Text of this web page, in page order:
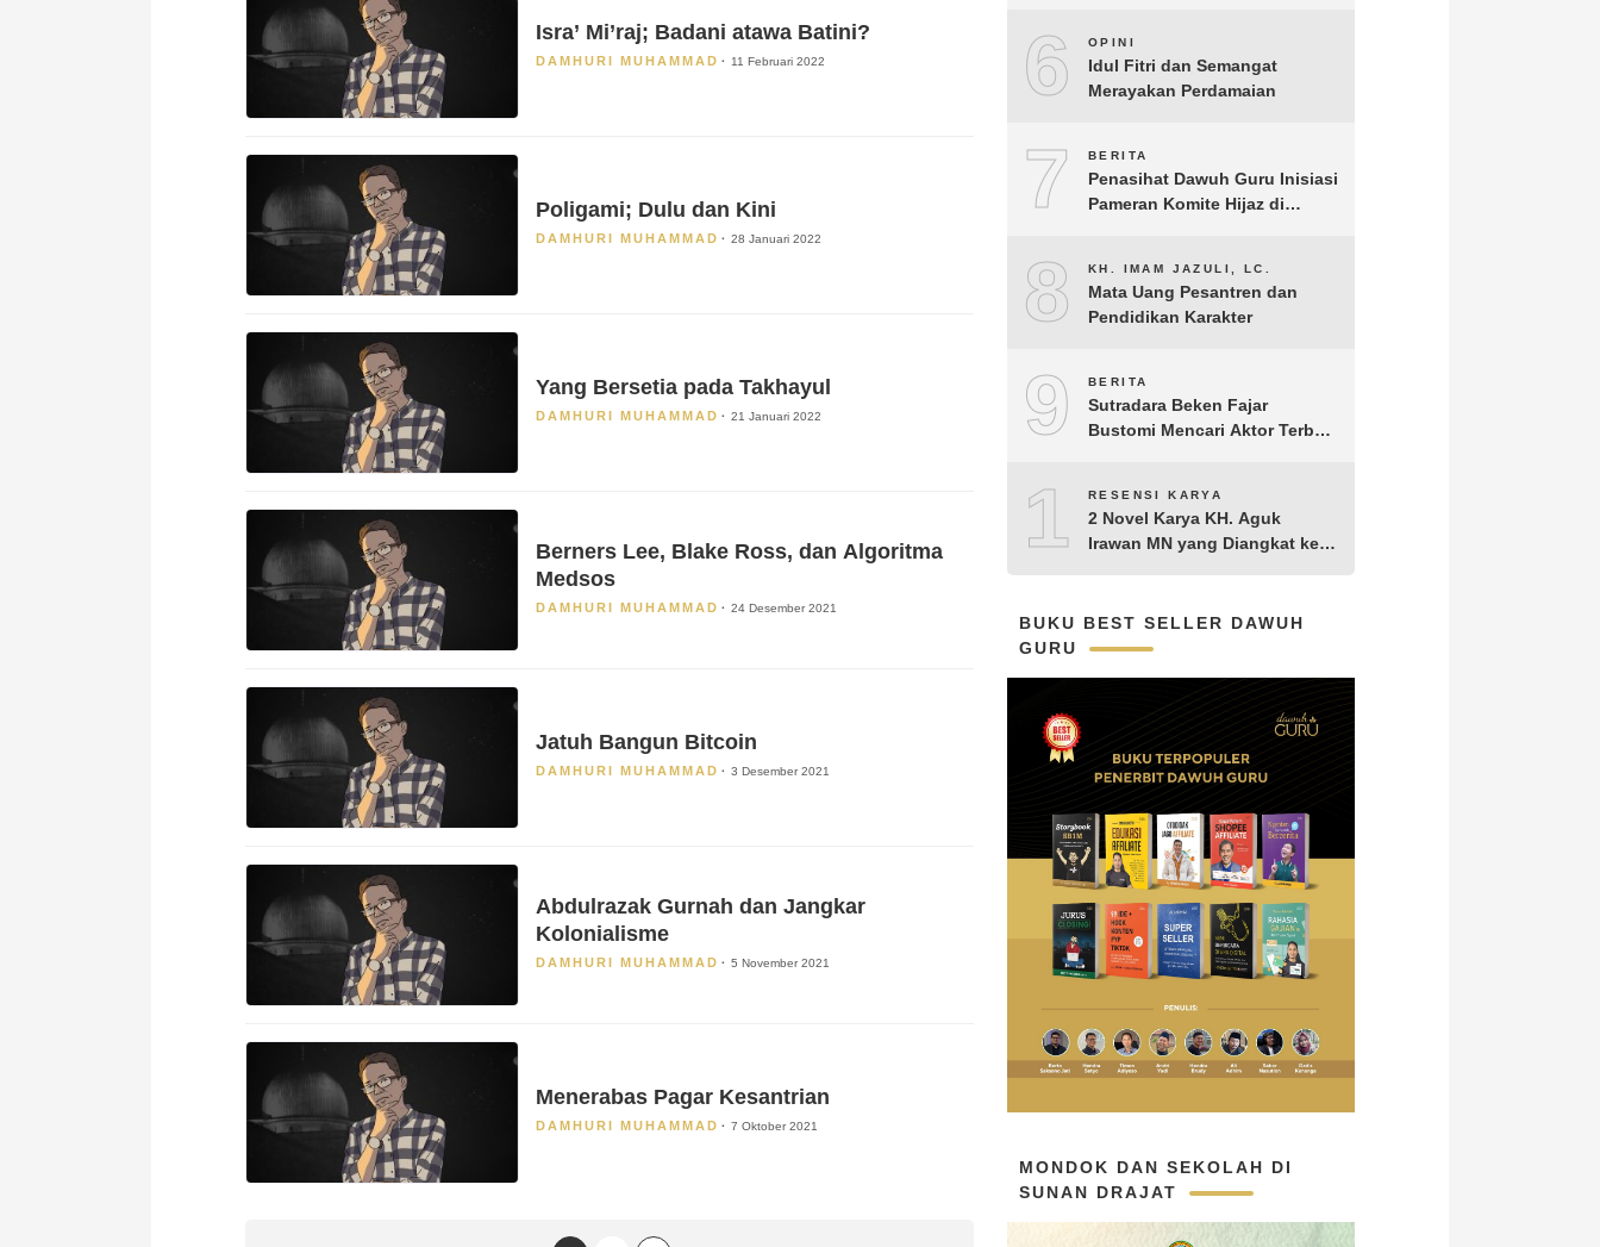
Isra’ Mi’raj; Badani atawa Batini?
DAMHURI MUHAMMAD 11 Februari 2022
Poligami; Dulu dan Kini
DAMHURI MUHAMMAD 28 Januari 2022
Yang Bersetia pada Takhayul
DAMHURI MUHAMMAD 21 Januari 2022
Berners Lee, Blake Ross, dan Algoritma
Medsos
DAMHURI MUHAMMAD 24 Desember 2021
Jatuh Bangun Bitcoin
DAMHURI MUHAMMAD 3 Desember 2021
Abdulrazak Gurnah dan Jangkar
Kolonialisme
DAMHURI MUHAMMAD 5 November 2021
Menerabas Pagar Kesantrian
DAMHURI MUHAMMAD 7 Oktober 2021
Perekonomian Rakyatnya
6 OPINI
Idul Fitri dan Semangat
Merayakan Perdamaian
7 BERITA
Penasihat Dawuh Guru Inisiasi
Pameran Komite Hijaz di
8 KH. IMAM JAZULI, LC.
Mata Uang Pesantren dan
Pendidikan Karakter
9 BERITA
Sutradara Beken Fajar
Bustomi Mencari Aktor Terbaik
KH. Hasyim Asy’ari karya KH.
Aguk Irawan MN
10RESENSI KARYA
2 Novel Karya KH. Aguk
Irawan MN yang Diangkat ke
BUKU BEST SELLER DAWUH
GURU
MONDOK DAN SEKOLAH DI
SUNAN DRAJAT